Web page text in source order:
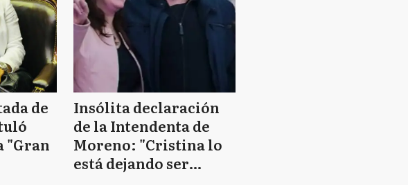
de
"Gran
Insólita declaración
de la Intendenta de
Moreno: "Cristina lo
está dejando ser